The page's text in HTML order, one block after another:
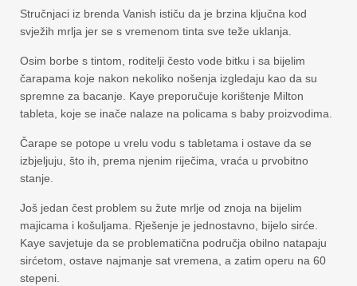
Stručnjaci iz brenda Vanish ističu da je brzina ključna kod
svježih mrlja jer se s vremenom tinta sve teže uklanja.
Osim borbe s tintom, roditelji često vode bitku i sa bijelim
čarapama koje nakon nekoliko nošenja izgledaju kao da su
spremne za bacanje. Kaye preporučuje korištenje Milton
tableta, koje se inače nalaze na policama s baby proizvodima.
Čarape se potope u vrelu vodu s tabletama i ostave da se
izbjeljuju, što ih, prema njenim riječima, vraća u prvobitno
stanje.
Još jedan čest problem su žute mrlje od znoja na bijelim
majicama i košuljama. Rješenje je jednostavno, bijelo sirće.
Kaye savjetuje da se problematična područja obilno natapaju
sirćetom, ostave najmanje sat vremena, a zatim operu na 60
stepeni.